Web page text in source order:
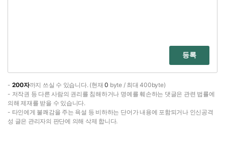
등록
- 200자까지 쓰실 수 있습니다. (현재0 byte / 최대 400byte)
- 저작권 등 다른 사람의 권리를 침해하거나 명예를 훼손하는 댓글은 관련 법률에
의해 제재를 받을 수 있습니다.
- 타인에게 불쾌감을 주는 욕설 등 비하하는 단어가 내용에 포함되거나 인신공격
성 글은 관리자의 판단에 의해 삭제 합니다.